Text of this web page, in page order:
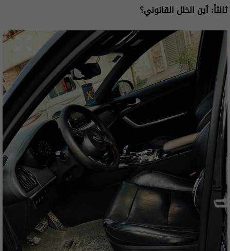
ثالثاً: أين الخلل القانوني؟